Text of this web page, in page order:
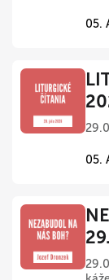
05.
05.